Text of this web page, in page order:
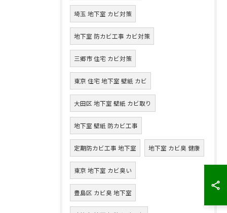
埼玉 地下室 カビ対策
地下室 防カビ工事 カビ対策
三郷市 住宅 カビ対策
東京 住宅 地下室 壁紙 カビ
大田区 地下室 壁紙 カビ取り
地下室 壁紙 防カビ工事
定期防カビ工事 地下室 地下室 カビ臭 健康
東京 地下室 カビ臭い
豊島区 カビ臭 地下室